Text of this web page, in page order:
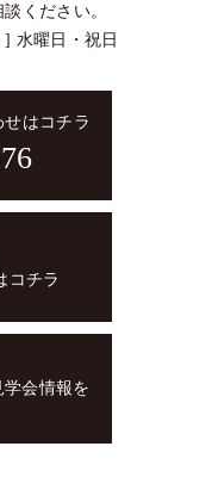
ください。
水曜日・祝日
はコチラ
コチラ
会情報を